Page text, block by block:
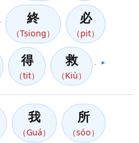
終
（Tsiong）
必
（pit）
得
（tit）
救
（Kiù）
▶️
我
（Guá）
所
（sóo）